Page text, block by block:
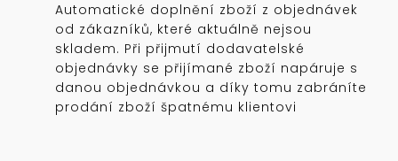
Automatické doplnění zboží z objednávek
od zákazníků, které aktuálně nejsou
skladem. Při přijmutí dodavatelské
objednávky se přijímané zboží napáruje s
danou objednávkou a díky tomu zabráníte
prodání zboží špatnému klientovi